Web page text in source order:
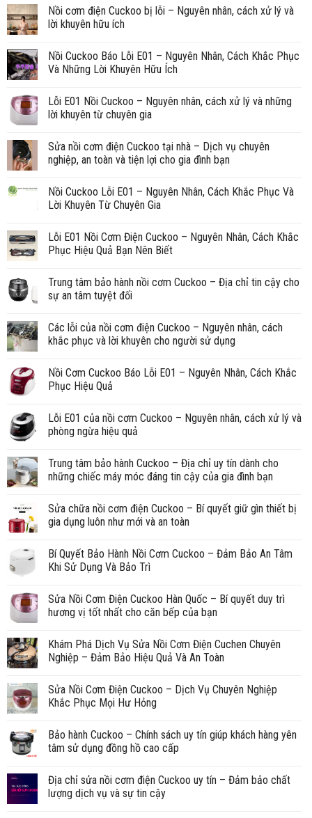
Nồi cơm điện Cuckoo bị lỗi – Nguyên nhân, cách xử lý và
lời khuyên hữu ích
Nồi Cuckoo Báo Lỗi E01 – Nguyên Nhân, Cách Khắc Phục
Và Những Lời Khuyên Hữu Ích
Lỗi E01 Nồi Cuckoo – Nguyên nhân, cách xử lý và những
lời khuyên từ chuyên gia
Sửa nồi cơm điện Cuckoo tại nhà – Dịch vụ chuyên
nghiệp, an toàn và tiện lợi cho gia đình bạn
Nồi Cuckoo Lỗi E01 – Nguyên Nhân, Cách Khắc Phục Và
Lời Khuyên Từ Chuyên Gia
Lỗi E01 Nồi Cơm Điện Cuckoo – Nguyên Nhân, Cách Khắc
Phục Hiệu Quả Bạn Nên Biết
Trung tâm bảo hành nồi cơm Cuckoo – Địa chỉ tin cậy cho
sự an tâm tuyệt đối
Các lỗi của nồi cơm điện Cuckoo – Nguyên nhân, cách
khắc phục và lời khuyên cho người sử dụng
Nồi Cơm Cuckoo Báo Lỗi E01 – Nguyên Nhân, Cách Khắc
Phục Hiệu Quả
Lỗi E01 của nồi cơm Cuckoo – Nguyên nhân, cách xử lý và
phòng ngừa hiệu quả
Trung tâm bảo hành Cuckoo – Địa chỉ uy tín dành cho
những chiếc máy móc đáng tin cậy của gia đình bạn
Sửa chữa nồi cơm điện Cuckoo – Bí quyết giữ gìn thiết bị
gia dụng luôn như mới và an toàn
Bí Quyết Bảo Hành Nồi Cơm Cuckoo – Đảm Bảo An Tâm
Khi Sử Dụng Và Bảo Trì
Sửa Nồi Cơm Điện Cuckoo Hàn Quốc – Bí quyết duy trì
hương vị tốt nhất cho căn bếp của bạn
Khám Phá Dịch Vụ Sửa Nồi Cơm Điện Cuchen Chuyên
Nghiệp – Đảm Bảo Hiệu Quả Và An Toàn
Sửa Nồi Cơm Điện Cuckoo – Dịch Vụ Chuyên Nghiệp
Khắc Phục Mọi Hư Hỏng
Bảo hành Cuckoo – Chính sách uy tín giúp khách hàng yên
tâm sử dụng đồng hồ cao cấp
Địa chỉ sửa nồi cơm điện Cuckoo uy tín – Đảm bảo chất
lượng dịch vụ và sự tin cậy